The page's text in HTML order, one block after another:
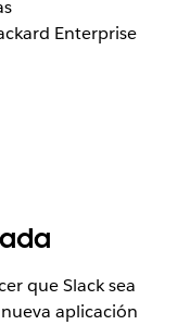
Enterprise
que Slack sea
aplicación